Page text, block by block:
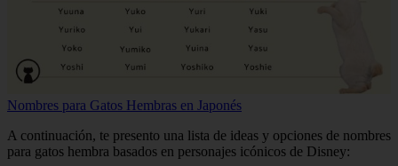
Nombres para Gatos Hembras en Japonés
A continuación, te presento una lista de ideas y opciones de nombres
para gatos hembra basados en personajes icónicos de Disney: